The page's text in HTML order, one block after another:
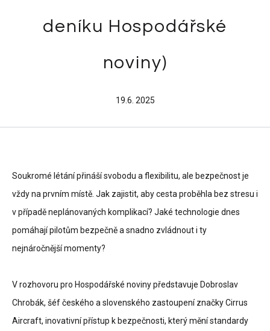
deníku Hospodářské
noviny)
19.6. 2025
Soukromé létání přináší svobodu a flexibilitu, ale bezpečnost je
vždy na prvním místě. Jak zajistit, aby cesta proběhla bez stresu i
v případě neplánovaných komplikací? Jaké technologie dnes
pomáhají pilotům bezpečně a snadno zvládnout i ty
nejnáročnější momenty?
V rozhovoru pro Hospodářské noviny představuje Dobroslav
Chrobák, šéf českého a slovenského zastoupení značky Cirrus
Aircraft, inovativní přístup k bezpečnosti, který mění standardy